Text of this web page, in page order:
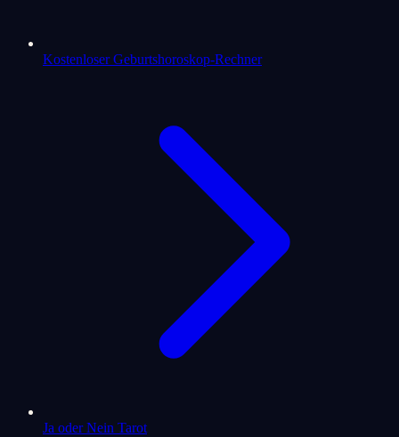
Kostenloser Geburtshoroskop-Rechner
Ja oder Nein Tarot